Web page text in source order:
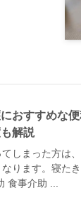
おすすめな
解説
しまった方は
ります。寝た
食事介助 ...